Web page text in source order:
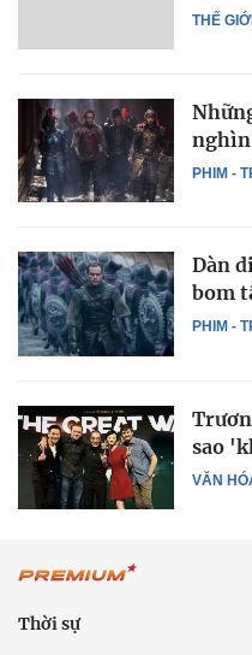
THẾ
PHIM -
nghìn
PHIM -
Dàn
bom
VĂN
sao
Thời sự